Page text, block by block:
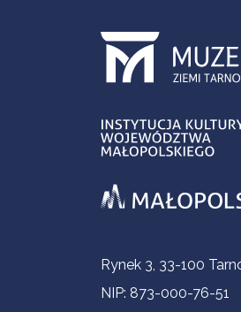
Informacje
Rynek 3, 33-100
NIP: 873-000-76-51